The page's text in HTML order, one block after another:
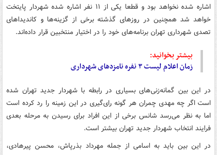
اشاره شده نخواهد بود و قطعا یکی از ۱۱ نفر اشاره شده شهردار پایتخت
خواهد شد همچنین در روزهای گذشته برخی از گزینه‌ها و کاندیداهای
تصدی شهرداری تهران برنامه‌های خود را در اختیار منتخبین قرار داده‌اند.
بیشتر بخوانید:
زمان اعلام لیست ۳ نفره نامزدهای شهرداری
در این بین گمانه‌زنی‌های بسیاری در رابطه با شهردار جدید تهران شده
است اگر چه مهدی چمران هر گونه رای‌گیری در این زمینه را رد کرده است
اما به نظر می‌رسد شانس برخی از این افراد برای رسیدن به مرحله بعدی
فرایند انتخاب شهردار جدید تهران بیشتر است.
در این بین باید به اسامی از جمله مهرداد بذرپاش، محسن پیرهادی،